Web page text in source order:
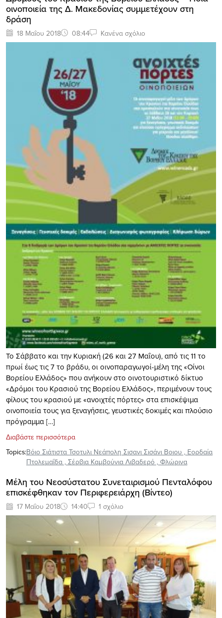
οινοποιεία της Δ. Μακεδονίας συμμετέχουν στη
δράση
18 Μαΐου 2018 08:44 Κανένα σχόλιο
Το Σάββατο και την Κυριακή (26 και 27 Μαΐου), από τις 11 το
πρωί έως τις 7 το βράδυ, οι οινοπαραγωγοί-μέλη της «Οίνοι
Βορείου Ελλάδος» που ανήκουν στο οινοτουριστικό δίκτυο
«Δρόμοι του Κρασιού της Βορείου Ελλάδος», περιμένουν τους
φίλους του κρασιού με «ανοιχτές πόρτες» στα επισκέψιμα
οινοποιεία τους για ξεναγήσεις, γευστικές δοκιμές και πλούσιο
πρόγραμμα […]
Διαβάστε περισσότερα
Topics:Βόιο Σιάτιστα Τσοτυλι Νεάπολη Σισανι Σισάνι Βοιου , Εορδαία
Πτολεμαΐδα , Σέρβια Καμβούνια Λιβαδερό , Φλώρινα
Μέλη του Νεοσύστατου Συνεταιρισμού Πενταλόφου
επισκέφθηκαν τον Περιφερειάρχη (Bίντεο)
17 Μαΐου 2018 14:40 1 σχόλιο